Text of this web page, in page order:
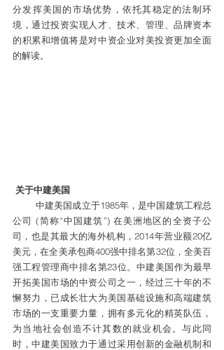
分发挥美国的市场优势，依托其稳定的法制环
境，通过投资实现人才、技术、管理、品牌资本
的积累和增值将是对中资企业对美投资更加全面
的解读。
关于中建美国
中建美国成立于1985年，是中国建筑工程总
公司 (简称“中国建筑”) 在美洲地区的全资子公
司，也是其最大的海外机构，2014年营业额20亿
美元，在全美承包商400强中排名第32位，全美百
强工程管理商中排名第23位。中建美国作为最早
开拓美国市场的中资公司之一，经过三十年的不
懈努力，已成长壮大为美国基础设施和高端建筑
市场的一支重要力量，拥有多元化的精英队伍，
为当地社会创造不计其数的就业机会。与此同
时，中建美国致力于通过采用创新的金融机制和